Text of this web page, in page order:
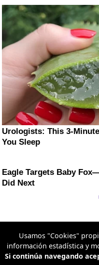
Usamos "Cookies"
información estadística y
Si continúa navegando